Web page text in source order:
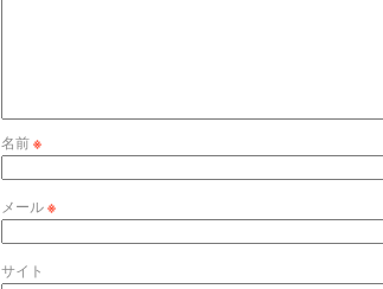
名前※
メール※
サイト